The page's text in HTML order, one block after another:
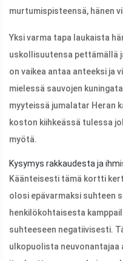
murtumispisteensä, hänen
Yksi varma tapa laukaista
uskollisuutensa pettämällä
on vaikea antaa anteeksi ja
mielessä sauvojen
myyteissä jumalatar Heran
koston kiihkeässä tulessa
myötä.
Kysymys rakkaudesta ja
Käänteisesti tämä kortti
olosi epävarmaksi suhteen
henkilökohtaisesta
suhteeseen negatiivisesti.
ulkopuolista